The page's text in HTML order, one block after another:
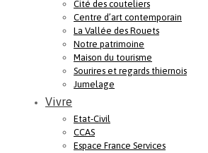
Cité des couteliers
Centre d’art contemporain
La Vallée des Rouets
Notre patrimoine
Maison du tourisme
Sourires et regards thiernois
Jumelage
Vivre
Etat-Civil
CCAS
Espace France Services